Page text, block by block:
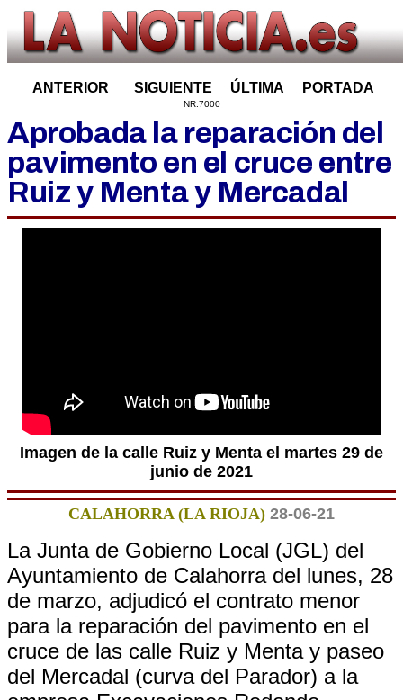
ANTERIOR SIGUIENTE ÚLTIMA PORTADA
NR:7000
Aprobada la reparación del
pavimento en el cruce entre
Ruiz y Menta y Mercadal
Imagen de la calle Ruiz y Menta el martes 29 de
junio de 2021
CALAHORRA (LA RIOJA) 28-06-21
La Junta de Gobierno Local (JGL) del
Ayuntamiento de Calahorra del lunes, 28
de marzo, adjudicó el contrato menor
para la reparación del pavimento en el
cruce de las calle Ruiz y Menta y paseo
del Mercadal (curva del Parador) a la